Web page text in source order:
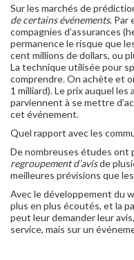
Sur les marchés de
de certains événements. Par
compagnies d’assurances
permanence le risque que
cent millions de dollars, ou
La technique utilisée pour
comprendre. On achète et
1 milliard). Le prix auquel
parviennent à se mettre
cet événement.
Quel rapport avec les
De nombreuses études ont
regroupement d’avisde
meilleures prévisions que
Avec le développement du
plus en plus écoutés, et la
peut leur demander leur
service, mais sur un